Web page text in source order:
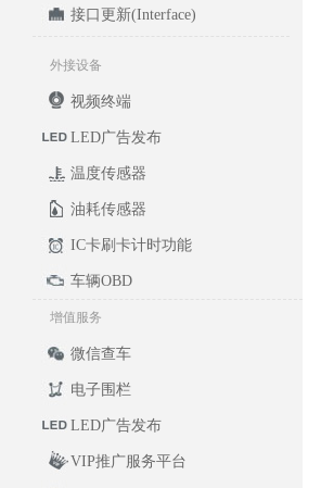
接口更新(Interface)
外接设备
视频终端
LED广告发布
温度传感器
油耗传感器
IC卡刷卡计时功能
车辆OBD
增值服务
微信查车
电子围栏
LED广告发布
VIP推广服务平台